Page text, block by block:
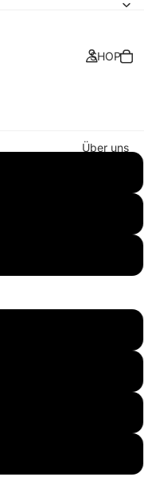
SHOP
Über uns
Kollektionen